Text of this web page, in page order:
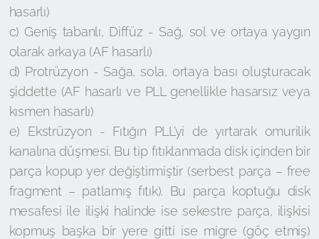
hasarlı)
c) Geniş tabanlı, Diffüz - Sağ, sol ve ortaya yaygın
olarak arkaya (AF hasarlı)
d) Protrüzyon - Sağa, sola, ortaya bası oluşturacak
şiddette (AF hasarlı ve PLL genellikle hasarsız veya
kısmen hasarlı)
e) Ekstrüzyon - Fıtığın PLL’yi de yırtarak omurilik
kanalına düşmesi. Bu tip fıtıklanmada disk içinden bir
parça kopup yer değiştirmiştir (serbest parça – free
fragment – patlamış fıtık). Bu parça koptuğu disk
mesafesi ile ilişki halinde ise sekestre parça, ilişkisi
kopmuş başka bir yere gitti ise migre (göç etmiş)